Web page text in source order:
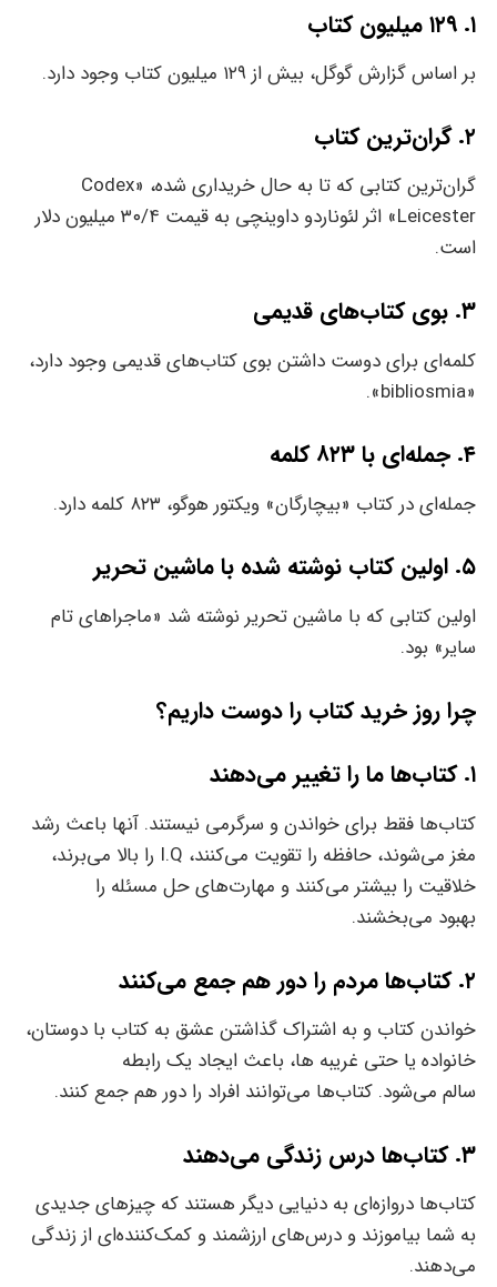
۱. ۱۲۹ میلیون کتاب
بر اساس گزارش گوگل، بیش از ۱۲۹ میلیون کتاب وجود دارد.
۲. گران‌‌‌‌ترین کتاب
گران‌ترین کتابی که تا به حال خریداری شده، «Codex
Leicester» اثر لئوناردو داوینچی به قیمت ۳۰/۴ میلیون دلار
است.
۳. بوی کتاب‌های قدیمی
کلمه‌ای برای دوست داشتن بوی کتاب‌‌‌‌‌های قدیمی وجود دارد،
«bibliosmia».
۴. جمله‌ای با ۸۲۳ کلمه
جمله‌ای در کتاب «بیچارگان» ویکتور هوگو، ۸۲۳ کلمه دارد.
۵. اولین کتاب نوشته شده با ماشین تحریر
اولین کتابی که با ماشین تحریر نوشته شد «ماجراهای تام
سایر» بود.
چرا روز خرید کتاب را دوست داریم؟
۱. کتاب‌‌‌‌‌ها‌‌‌‌‌ ما را تغییر می‌دهند
کتاب‌‌‌‌‌ها فقط برای خواندن و سرگرمی نیستند. آنها باعث رشد
مغز‌‌‌‌‌ می‌شوند، حافظه را تقویت‌‌‌‌‌ می‌کنند، I.Q را بالا‌‌‌‌‌ می‌برند،
خلاقیت را بیشتر‌‌‌‌‌ می‌کنند و مهارت‌‌‌‌‌های حل مسئله را
بهبود‌‌‌‌‌ می‌بخشند.
۲. کتاب‌‌‌‌‌ها مردم را دور هم جمع‌‌‌‌‌ می‌کنند
خواندن کتاب و به اشتراک گذاشتن عشق به کتاب با دوستان،
خانواده یا حتی غریبه ها، باعث ایجاد یک رابطه
سالم‌‌‌‌‌ می‌شود. کتاب‌‌‌‌‌ها‌‌‌‌‌ می‌توانند افراد را دور هم جمع کنند.
۳. کتاب‌‌‌‌‌ها درس زندگی می‌دهند
کتاب‌‌‌‌‌ها دروازه‌ای به دنیایی دیگر هستند که چیزهای جدیدی
به شما بیاموزند و درس‌های ارزشمند و کمک‌کننده‌ای از زندگی
می‌دهند.